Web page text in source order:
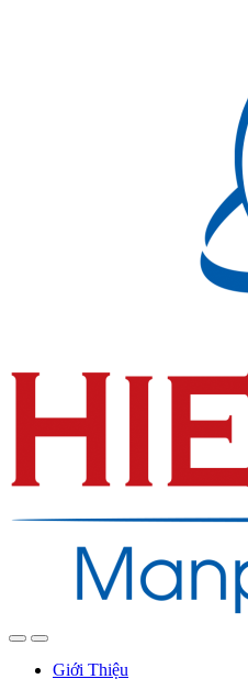
Giới Thiệu